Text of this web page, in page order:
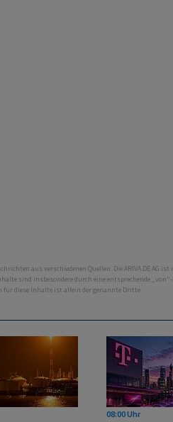
aus verschiedenen Quellen. Die ARIVA.DE
sind insbesondere durch eine entsprechende
diese Inhalte ist allein der genannte Dritte.
08:00 Uhr